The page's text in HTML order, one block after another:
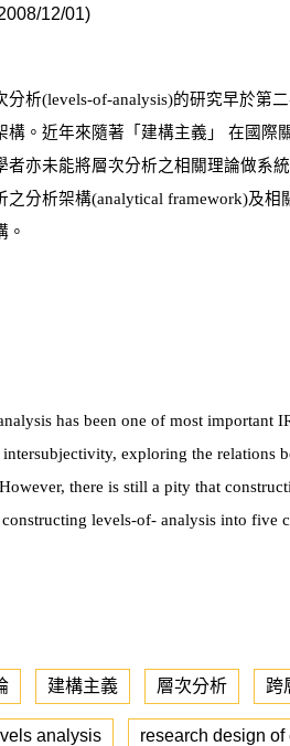
12/01)
分析(levels-of-analysis)的研究早於第
構。近年來隨著「建構主義」 在國際
者亦未能將層次分析之相關理論做系
之分析架構(analytical framework)及相
。
has been one of most important
exploring the relations
there is still a pity that
levels-of- analysis into five
建構主義 層次分析 跨
analysis research design